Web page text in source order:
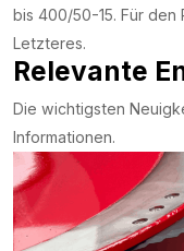
bis 400/50-15. Für
Letzteres.
Relevante
Die wichtigsten
Informationen.